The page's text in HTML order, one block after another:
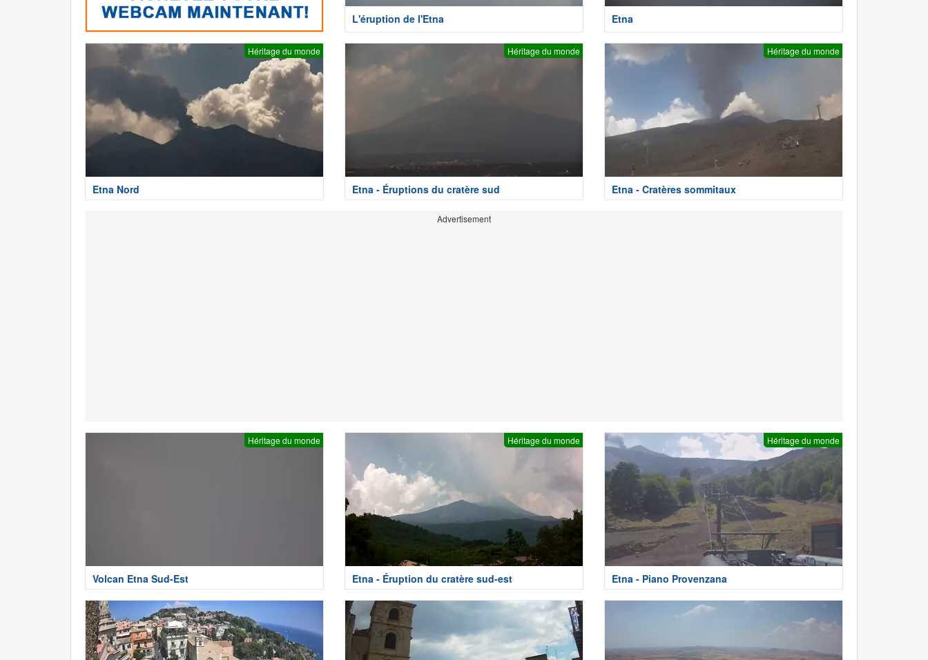
L'éruption de l'Etna Etna
Héritage du monde
Etna Nord
Héritage du monde
Etna - Éruptions du cratère sud
Héritage du monde
Etna - Cratères sommitaux
Advertisement
Héritage du monde
Volcan Etna Sud-Est
Héritage du monde
Etna - Éruption du cratère sud-est
Héritage du monde
Etna - Piano Provenzana